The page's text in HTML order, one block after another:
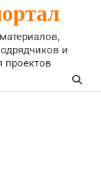
и
проектов